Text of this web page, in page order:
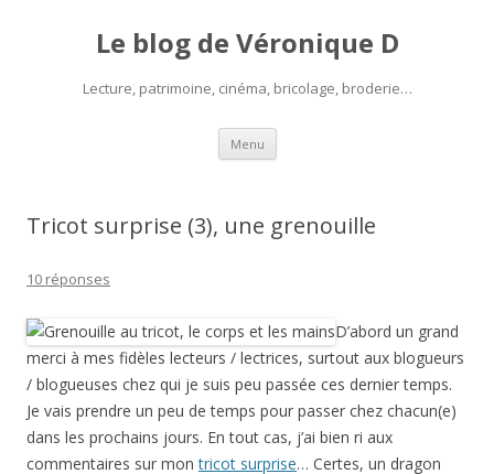
Le blog de Véronique D
Lecture, patrimoine, cinéma, bricolage, broderie…
Menu Aller
contenu
Tricot surprise (3), une grenouille
10 réponses
D’abord un grand
merci à mes fidèles lecteurs / lectrices, surtout aux blogueurs
/ blogueuses chez qui je suis peu passée ces dernier temps.
Je vais prendre un peu de temps pour passer chez chacun(e)
dans les prochains jours. En tout cas, j’ai bien ri aux
commentaires sur montricot surprise… Certes, un dragon